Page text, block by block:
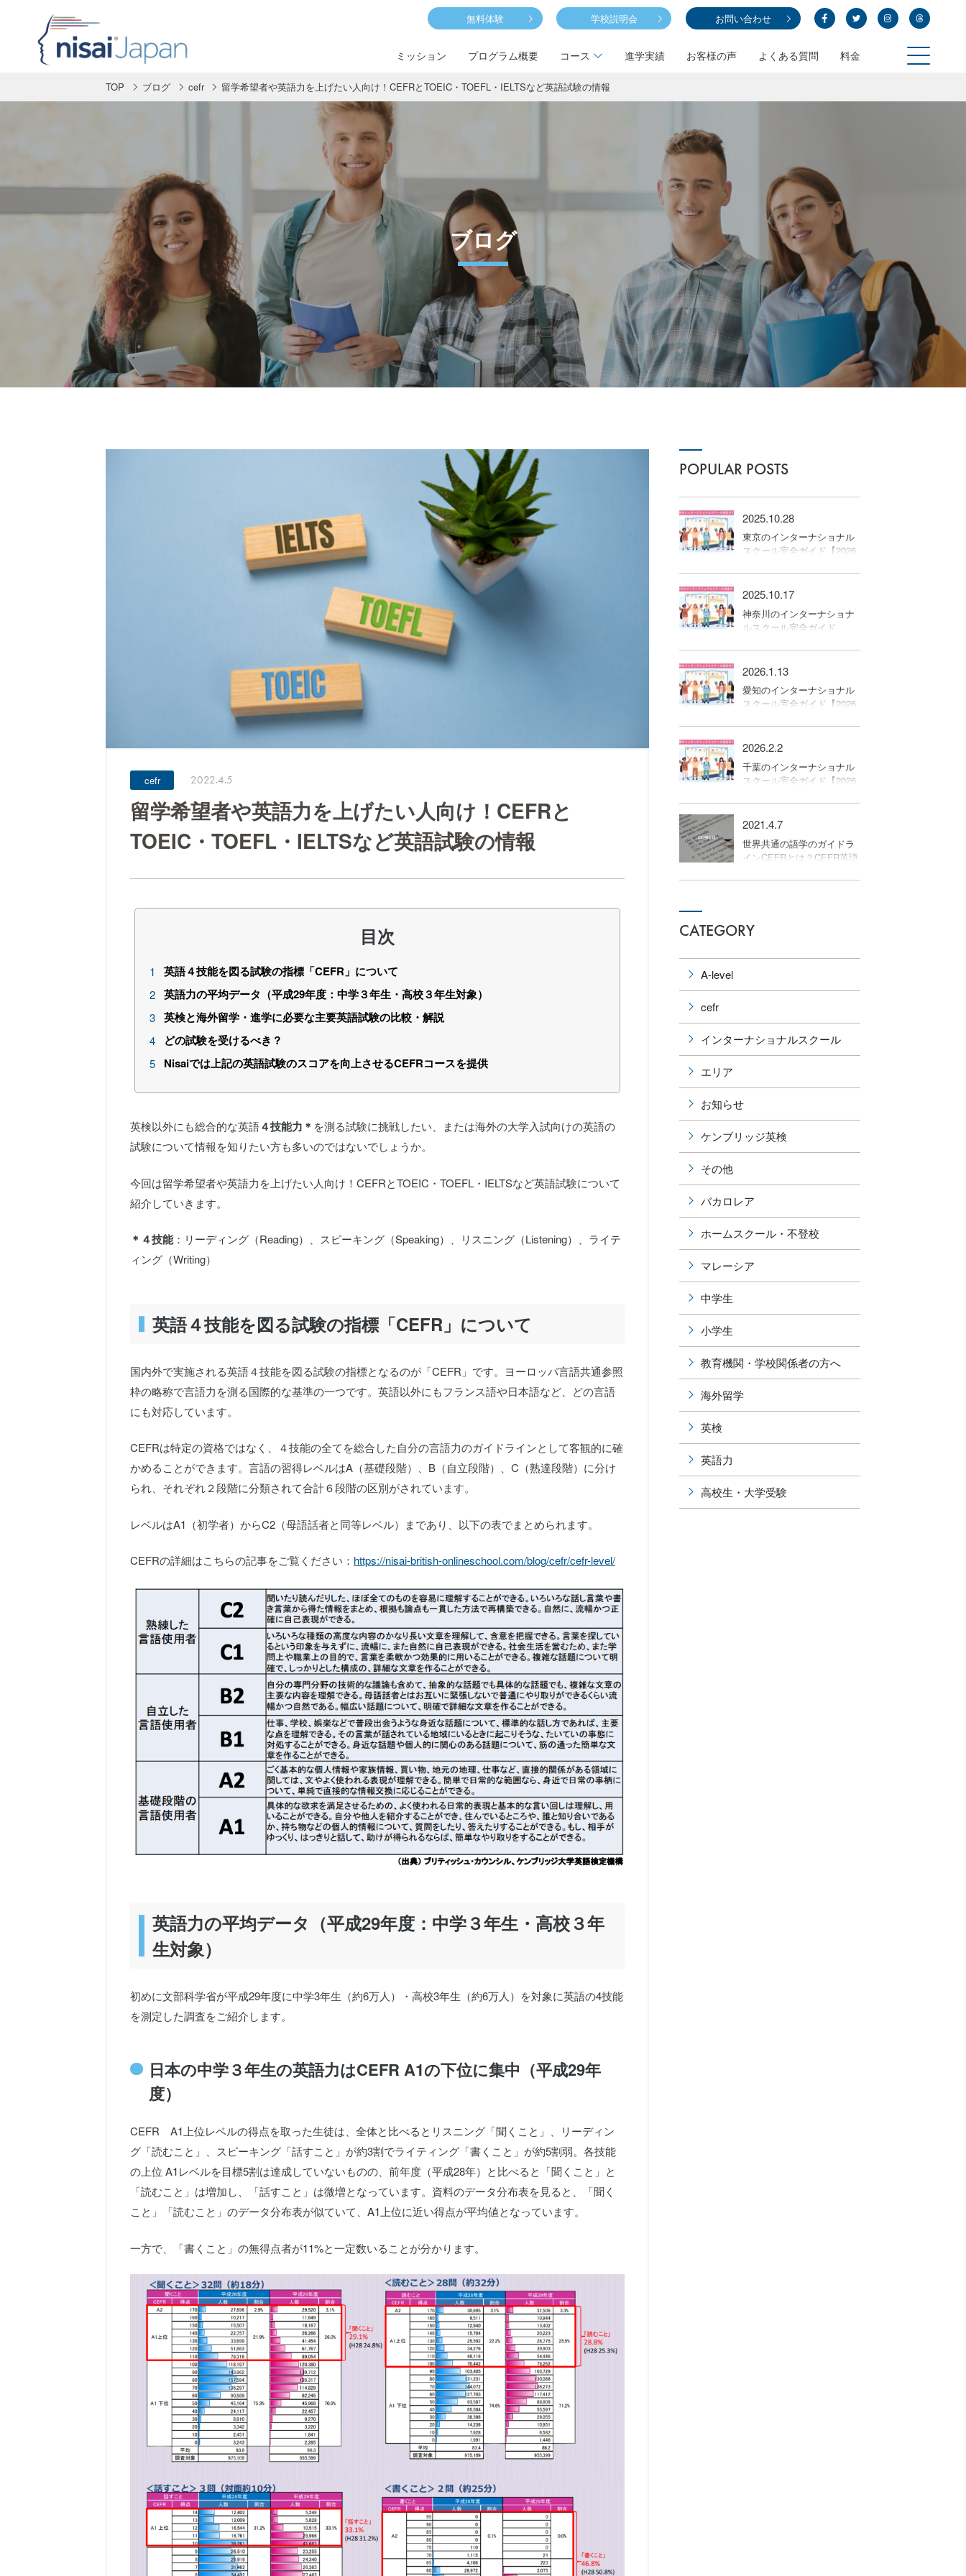
無料体験 学校説明会 お問い合わせ
ミッション プログラム概要 コース 進学実績 お客様の声 よくある質問 料金
TOP ブログ cefr 留学希望者や英語力を上げたい人向け！CEFRとTOEIC・TOEFL・IELTSなど英語試験の情報
ブログ
cefr 2022.4.5
留学希望者や英語力を上げたい人向け！CEFRと
TOEIC・TOEFL・IELTSなど英語試験の情報
目次
英語４技能を図る試験の指標「CEFR」について
英語力の平均データ（平成29年度：中学３年生・高校３年生対象）
英検と海外留学・進学に必要な主要英語試験の比較・解説
どの試験を受けるべき？
Nisaiでは上記の英語試験のスコアを向上させるCEFRコースを提供
英検以外にも総合的な英語４技能力＊ を測る試験に挑戦したい、または海外の大学入試向けの英語の
試験について情報を知りたい方も多いのではないでしょうか。
今回は留学希望者や英語力を上げたい人向け！CEFRとTOEIC・TOEFL・IELTSなど英語試験について
紹介していきます。
＊４技能：リーディング（Reading）、スピーキング（Speaking）、リスニング（Listening）、ライテ
ィング（Writing）
英語４技能を図る試験の指標「CEFR」について
国内外で実施される英語４技能を図る試験の指標となるのが「CEFR」です。ヨーロッパ言語共通参照
枠の略称で言語力を測る国際的な基準の一つです。英語以外にもフランス語や日本語など、どの言語
にも対応しています。
CEFRは特定の資格ではなく、４技能の全てを総合した自分の言語力のガイドラインとして客観的に確
かめることができます。言語の習得レベルはA（基礎段階）、B（自立段階）、C（熟達段階）に分け
られ、それぞれ２段階に分類されて合計６段階の区別がされています。
レベルはA1（初学者）からC2（母語話者と同等レベル）まであり、以下の表でまとめられます。
CEFRの詳細はこちらの記事をご覧ください： https://nisai-british-onlineschool.com/blog/cefr/cefr-level/
英語力の平均データ（平成29年度：中学３年生・高校３年
生対象）
初めに文部科学省が平成29年度に中学3年生（約6万人）・高校3年生（約6万人）を対象に英語の4技能
を測定した調査をご紹介します。
日本の中学３年生の英語力はCEFR A1の下位に集中（平成29年
度）
CEFR A1上位レベルの得点を取った生徒は、全体と比べるとリスニング「聞くこと」、リーディン
グ「読むこと」、スピーキング「話すこと」が約3割でライティング「書くこと」が約5割弱。各技能
の上位 A1レベルを目標5割は達成していないものの、前年度（平成28年）と比べると「聞くこと」と
「読むこと」は増加し、「話すこと」は微増となっています。資料のデータ分布表を見ると、「聞く
こと」「読むこと」のデータ分布表が似ていて、A1上位に近い得点が平均値となっています。
一方で、「書くこと」の無得点者が11%と一定数いることが分かります。
POPULAR POSTS
2025.10.28
東京のインターナショナル
スクール完全ガイド【2026
2025.10.17
神奈川のインターナショナ
ルスクール完全ガイド
2026.1.13
愛知のインターナショナル
スクール完全ガイド【2026
2026.2.2
千葉のインターナショナル
スクール完全ガイド【2026
2021.4.7
世界共通の語学のガイドラ
インCEFRとは？CEFR英語
CATEGORY
A-level
cefr
インターナショナルスクール
エリア
お知らせ
ケンブリッジ英検
その他
バカロレア
ホームスクール・不登校
マレーシア
中学生
小学生
教育機関・学校関係者の方へ
海外留学
英検
英語力
高校生・大学受験